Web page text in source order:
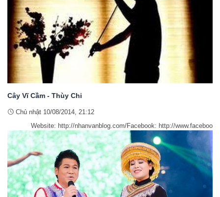
Cây Vĩ Cầm - Thùy Chi
Chủ nhật 10/08/2014, 21:12
Website: http://nhanvanblog.com/Facebook: http://